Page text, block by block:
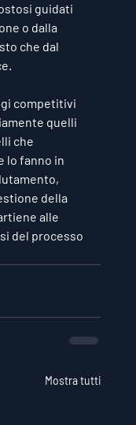
guidati
o dalla
che dal
competitivi
quelli
che
lo fanno in
della
alle
del processo
Mostra tutti